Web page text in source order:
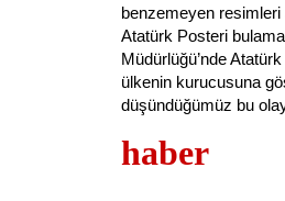
benzemeyen resimleri
Atatürk Posteri
Müdürlüğü’ndeAtatürk
ülkenin kurucusuna
düşündüğümüz bu
haber